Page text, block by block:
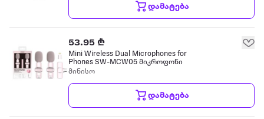
დამატება
53.95 ₾
Mini Wireless Dual Microphones for
Phones SW-MCW05 მიკროფონი
მინისო
დამატება